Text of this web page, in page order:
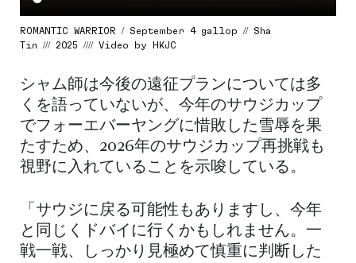
ROMANTIC WARRIOR / September 4 gallop // Sha
Tin /// 2025 //// Video by HKJC
シャム師は今後の遠征プランについては多
くを語っていないが、今年のサウジカップ
でフォーエバーヤングに惜敗した雪辱を果
たすため、2026年のサウジカップ再挑戦も
視野に入れていることを示唆している。
「サウジに戻る可能性もありますし、今年
と同じくドバイに行くかもしれません。一
戦一戦、しっかり見極めて慎重に判断した